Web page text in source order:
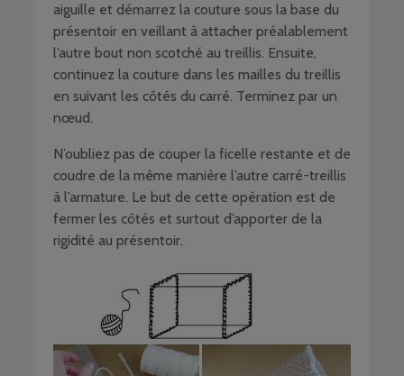
aiguille et démarrez la couture sous la base du
présentoir en veillant à attacher préalablement
l’autre bout non scotché au treillis. Ensuite,
continuez la couture dans les mailles du treillis
en suivant les côtés du carré. Terminez par un
nœud.
N’oubliez pas de couper la ficelle restante et de
coudre de la même manière l’autre carré-treillis
à l’armature. Le but de cette opération est de
fermer les côtés et surtout d’apporter de la
rigidité au présentoir.